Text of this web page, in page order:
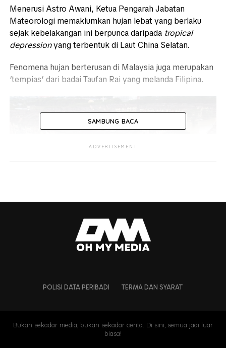
Menerusi Astro Awani, Ketua Pengarah Jabatan
Mateorologi memaklumkan hujan lebat yang berlaku
sejak kebelakangan ini berpunca daripada tropical
depressionyang terbentuk di Laut China Selatan.
Fenomena hujan berterusan di Malaysia juga merupakan
‘tempias’ dari badai Taufan Rai yang melanda Filipina.
SAMBUNG BACA
ADVERTISEMENT
POLISI DATA PERIBADI TERMA DAN SYARAT
Bukan sekadar media, bukan sekadar cerita. Di sini, semua jadi luar
biasa!